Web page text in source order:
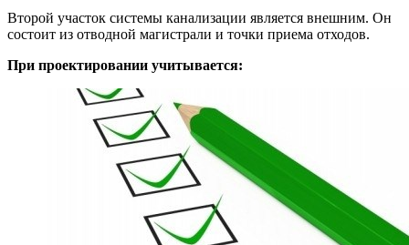
Второй участок системы канализации является внешним. Он
состоит из отводной магистрали и точки приема отходов.
При проектировании учитывается: